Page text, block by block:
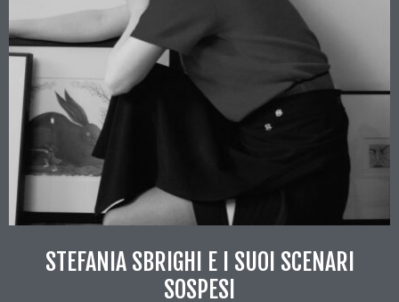
STEFANIA SBRIGHI E I SUOI SCENARI
SOSPESI